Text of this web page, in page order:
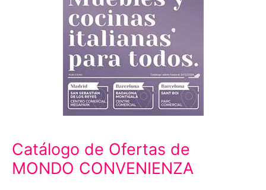
Catálogo de Ofertas de
MONDO CONVENIENZA